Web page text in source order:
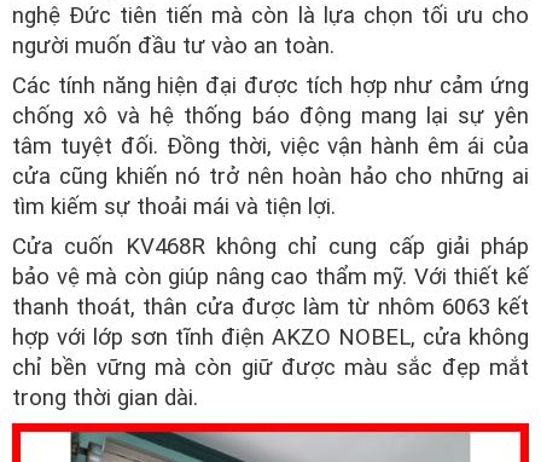
nghệ Đức tiên tiến mà còn là lựa chọn tối ưu cho
người muốn đầu tư vào an toàn.
Các tính năng hiện đại được tích hợp như cảm ứng
chống xô và hệ thống báo động mang lại sự yên
tâm tuyệt đối. Đồng thời, việc vận hành êm ái của
cửa cũng khiến nó trở nên hoàn hảo cho những ai
tìm kiếm sự thoải mái và tiện lợi.
Cửa cuốn KV468R không chỉ cung cấp giải pháp
bảo vệ mà còn giúp nâng cao thẩm mỹ. Với thiết kế
thanh thoát, thân cửa được làm từ nhôm 6063 kết
hợp với lớp sơn tĩnh điện AKZO NOBEL, cửa không
chỉ bền vững mà còn giữ được màu sắc đẹp mắt
trong thời gian dài.